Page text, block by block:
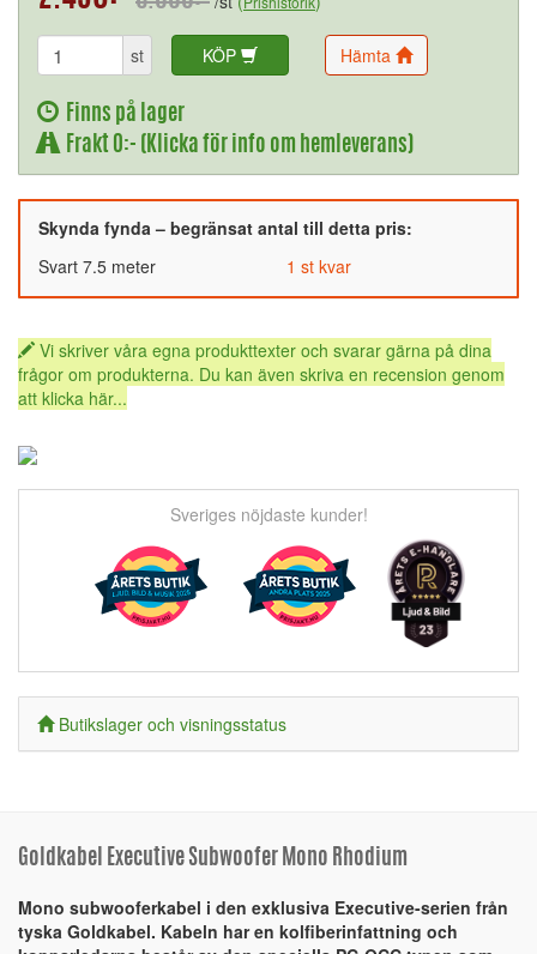
st KÖP Hämta
Finns på lager
Frakt 0:- (Klicka för info om hemleverans)
Skynda fynda – begränsat antal till detta pris:
Svart 7.5 meter
1 st kvar
Vi skriver våra egna produkttexter och svarar gärna på dina
frågor om produkterna. Du kan även skriva en recension genom
att klicka här...
Sveriges nöjdaste kunder!
Butikslager och visningsstatus
Goldkabel Executive Subwoofer Mono Rhodium
Mono subwooferkabel i den exklusiva Executive-serien från
tyska Goldkabel. Kabeln har en kolfiberinfattning och